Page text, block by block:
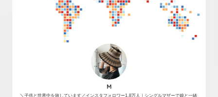
M
＼子供と世界中を旅しています／インスタフォロワー1.8万人｜シングルマザーで娘と一緒